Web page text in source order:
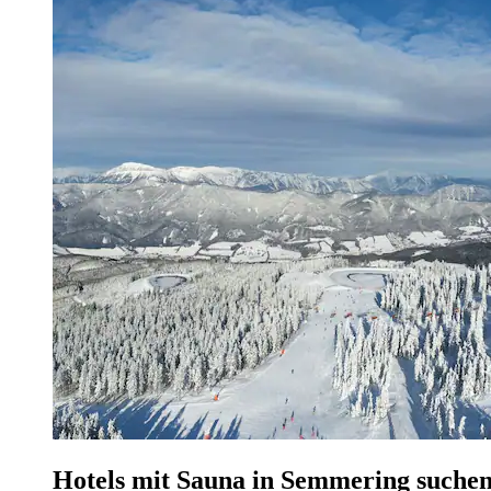
Hotels mit Sauna in Semmering